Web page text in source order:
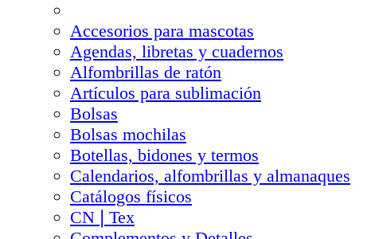
Accesorios para mascotas
Agendas, libretas y cuadernos
Alfombrillas de ratón
Artículos para sublimación
Bolsas
Bolsas mochilas
Botellas, bidones y termos
Calendarios, alfombrillas y almanaques
Catálogos físicos
CN❘Tex